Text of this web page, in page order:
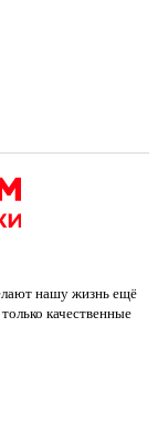
нашу жизнь ещё
качественные